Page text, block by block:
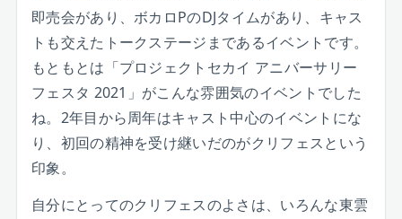
即売会があり、ボカロPのDJタイムがあり、キャス
トも交えたトークステージまであるイベントです。
もともとは「プロジェクトセカイ アニバーサリー
フェスタ 2021」がこんな雰囲気のイベントでした
ね。2年目から周年はキャスト中心のイベントにな
り、初回の精神を受け継いだのがクリフェスという
印象。
自分にとってのクリフェスのよさは、いろんな東雲